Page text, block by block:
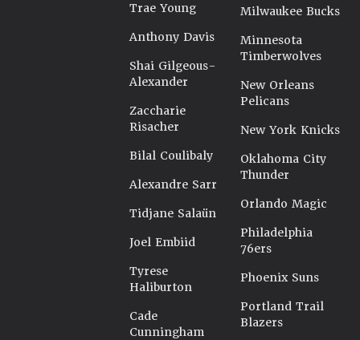
Trae Young
Anthony Davis
Shai Gilgeous-
Alexander
Zaccharie
Risacher
Bilal Coulibaly
Alexandre Sarr
Tidjane Salaün
Joel Embiid
Tyrese
Haliburton
Cade
Cunningham
Milwaukee Bucks
Minnesota
Timberwolves
New Orleans
Pelicans
New York Knicks
Oklahoma City
Thunder
Orlando Magic
Philadelphia
76ers
Phoenix Suns
Portland Trail
Blazers